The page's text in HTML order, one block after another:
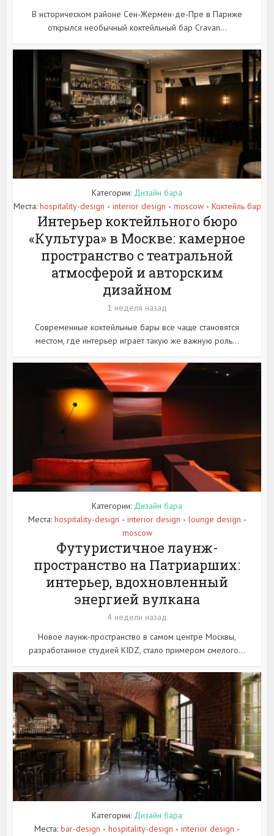
В историческом районе Сен-Жермен-де-Пре в Париже
открылся необычный коктейльный бар Cravan...
Категории: Дизайн бара
Места: hospitality-design • interior design • moscow • Коктейль бар
Интерьер коктейльного бюро
«Культура» в Москве: камерное
пространство с театральной
атмосферой и авторским
дизайном
1 неделя назад
Современные коктейльные бары все чаще становятся
местом, где интерьер играет такую же важную роль...
Категории: Дизайн бара
Места: hospitality-design • interior design • lounge design •
moscow
Футуристичное лаунж-
пространство на Патриарших:
интерьер, вдохновленный
энергией вулкана
4 недели назад
Новое лаунж-пространство в самом центре Москвы,
разработанное студией KIDZ, стало примером смелого...
Категории: Дизайн бара
Места: bar-design • hospitality-design • interior design •